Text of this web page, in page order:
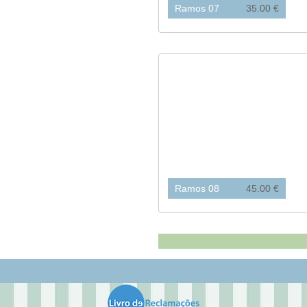
Ramos 07 35.00 €
Ramos 08 45.00 €